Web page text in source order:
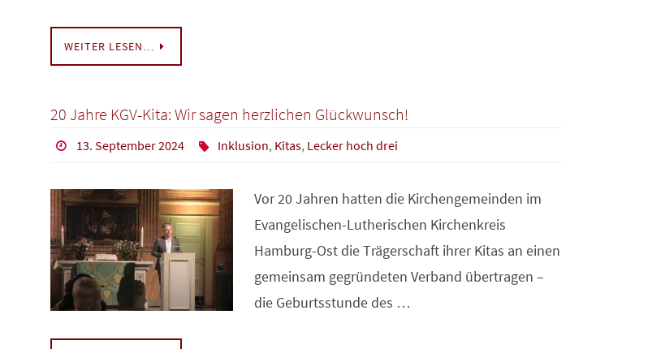
WEITER LESEN…
20 Jahre KGV-Kita: Wir sagen herzlichen Glückwunsch!
13. September 2024 Inklusion, Kitas, Lecker hoch drei
Vor 20 Jahren hatten die Kirchengemeinden im
Evangelischen-Lutherischen Kirchenkreis
Hamburg-Ost die Trägerschaft ihrer Kitas an einen
gemeinsam gegründeten Verband übertragen –
die Geburtsstunde des …